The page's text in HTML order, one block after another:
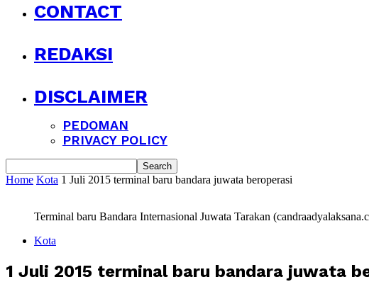
CONTACT
REDAKSI
DISCLAIMER
PEDOMAN
PRIVACY POLICY
Home Kota 1 Juli 2015 terminal baru bandara juwata beroperasi
Terminal baru Bandara Internasional Juwata Tarakan
Kota
1 Juli 2015 terminal baru bandara juwata